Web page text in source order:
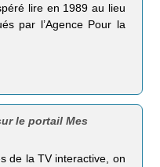
lire en 1989 au lieu
par l’Agence Pour la
le portail Mes
de la TV interactive, on